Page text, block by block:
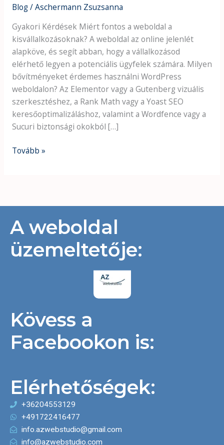
Blog/Aschermann Zsuzsanna
Gyakori Kérdések Miért fontos a weboldal a
kisvállalkozásoknak? A weboldal az online jelenlét
alapköve, és segít abban, hogy a vállalkozásod
elérhető legyen a potenciális ügyfelek számára. Milyen
bővítményeket érdemes használni WordPress
weboldalon? Az Elementor vagy a Gutenberg vizuális
szerkesztéshez, a Rank Math vagy a Yoast SEO
keresőoptimalizáláshoz, valamint a Wordfence vagy a
Sucuri biztonsági okokból […]
Tovább »
A weboldal
üzemeltetője:
Kövess a
Facebookon is:
Ez a tartalom blokkolva van, amíg el nem fogadod a
szükséges sütiket.
Elfogadom és betöltöm
Elérhetőségek:
+36204553129
+491722416477
info.azwebstudio@gmail.com
info@azwebstudio.com